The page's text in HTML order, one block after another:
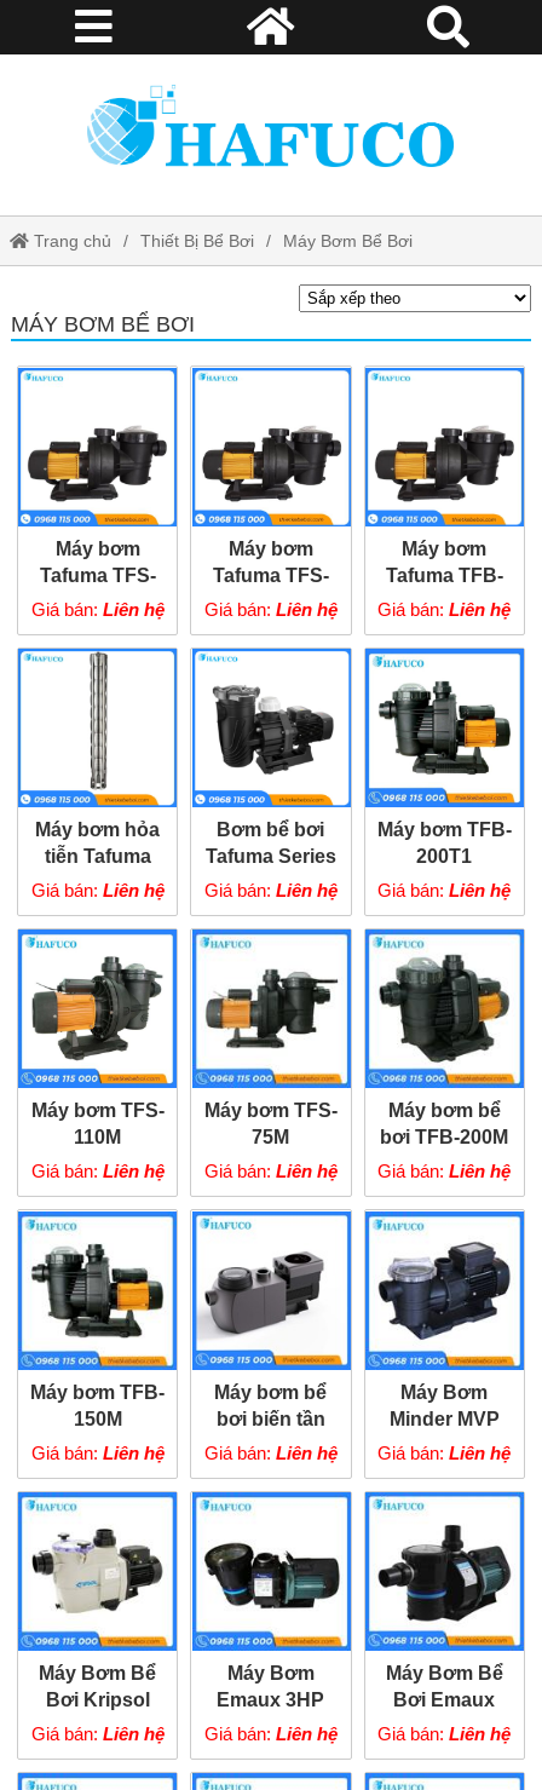
Trang chủ Thiết Bị Bể Bơi Máy Bơm Bể Bơi
MÁY BƠM BỂ BƠI
Máy bơm
Tafuma TFS-
55M
Giá bán: Liên hệ
Máy bơm
Tafuma TFS-
37M
Giá bán: Liên hệ
Máy bơm
Tafuma TFB-
220M/T1
Giá bán:Liên hệ
Máy bơm hỏa
tiễn Tafuma
series 6SP
Giá bán: Liên hệ
Bơm bể bơi
Tafuma Series
THC
Giá bán: Liên hệ
Máy bơm TFB-
200T1
Giá bán:Liên hệ
Máy bơm TFS-
110M
Giá bán: Liên hệ
Máy bơm TFS-
75M
Giá bán: Liên hệ
Máy bơm bể
bơi TFB-200M
Giá bán:Liên hệ
Máy bơm TFB-
150M
Giá bán: Liên hệ
Máy bơm bể
bơi biến tần
Tafuma TIH300
Giá bán: Liên hệ
Máy Bơm
Minder MVP
Giá bán:Liên hệ
Máy Bơm Bể
Bơi Kripsol
KSE
Giá bán: Liên hệ
Máy Bơm
Emaux 3HP
Giá bán: Liên hệ
Máy Bơm Bể
Bơi Emaux
1.5HP
Giá bán:Liên hệ